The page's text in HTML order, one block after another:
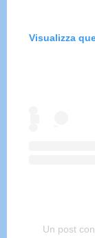
Visualizza
Un post